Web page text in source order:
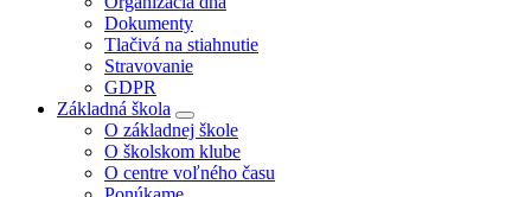
Dokumenty
Tlačivá na stiahnutie
Stravovanie
GDPR
Základná škola
O základnej škole
O školskom klube
O centre voľného času